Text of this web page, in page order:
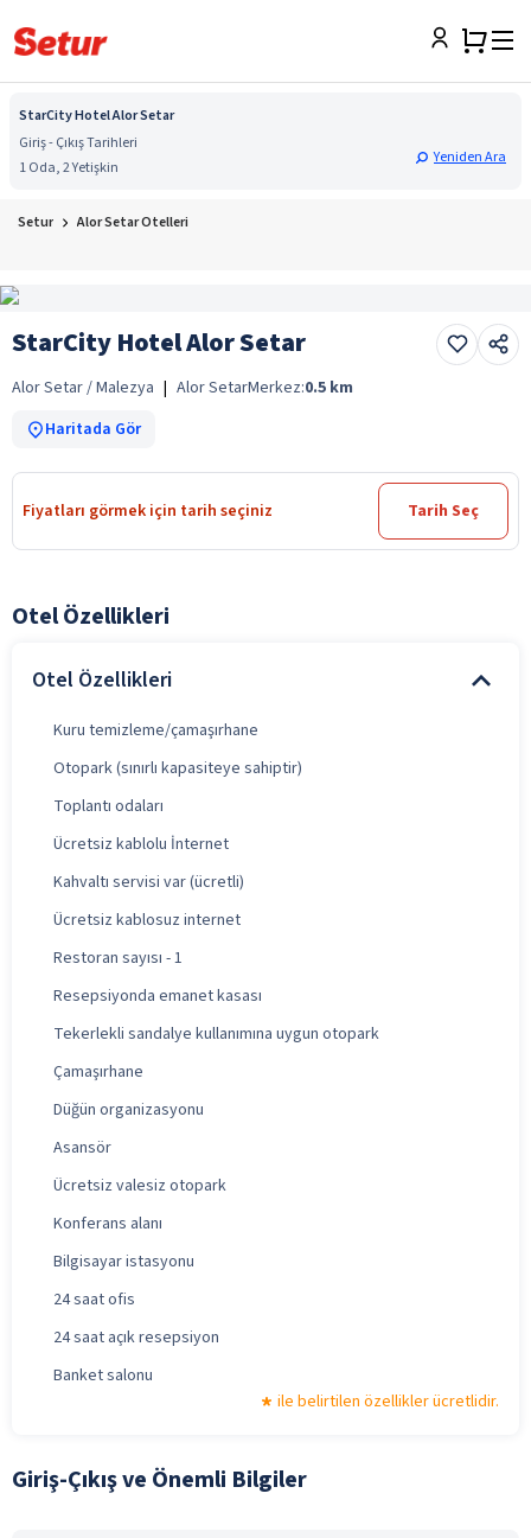
StarCity Hotel Alor Setar
Giriş - Çıkış Tarihleri
1 Oda, 2 Yetişkin
Yeniden Ara
Setur Alor Setar Otelleri
StarCity Hotel Alor Setar
Alor Setar / Malezya | Alor SetarMerkez:0.5 km
Haritada Gör
Fiyatları görmek için tarih seçiniz Tarih Seç
Otel Özellikleri
Otel Özellikleri
Kuru temizleme/çamaşırhane
Otopark (sınırlı kapasiteye sahiptir)
Toplantı odaları
Ücretsiz kablolu İnternet
Kahvaltı servisi var (ücretli)
Ücretsiz kablosuz internet
Restoran sayısı - 1
Resepsiyonda emanet kasası
Tekerlekli sandalye kullanımına uygun otopark
Çamaşırhane
Düğün organizasyonu
Asansör
Ücretsiz valesiz otopark
Konferans alanı
Bilgisayar istasyonu
24 saat ofis
24 saat açık resepsiyon
Banket salonu
ile belirtilen özellikler ücretlidir.
Giriş-Çıkış ve Önemli Bilgiler